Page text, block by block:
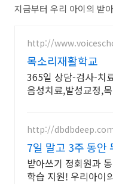
지금부터 우리 아이의 받
http://
목소리재활학교
365일 상담-검사-치
음성치료,발성교정,
http://
7일 말고 3주 동안
받아쓰기 정회원과
학습 지원! 우리아이